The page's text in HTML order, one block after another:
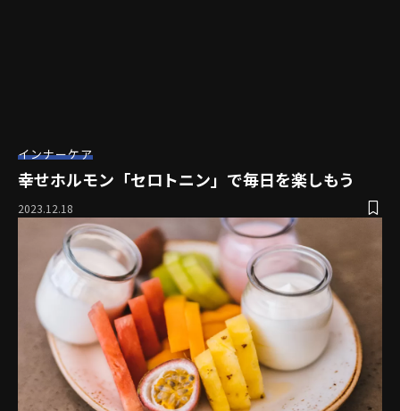
インナーケア
幸せホルモン「セロトニン」で毎日を楽しもう
2023.12.18